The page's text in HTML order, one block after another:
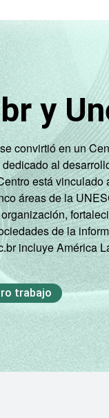
y
convirtió en un
al
está
áreas de la
de la
incluye América
trabajo